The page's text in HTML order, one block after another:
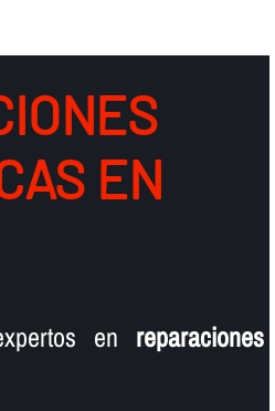
EN
en reparaciones